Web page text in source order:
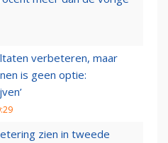
verbeteren, maar
is geen optie:
zien in tweede